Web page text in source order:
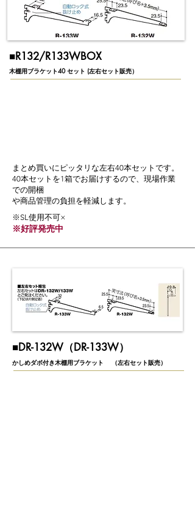
​■R132/R133WBOX
木棚用ブラケット40 セット (左右セット販売）
まとめ買いにピッタリな左右40本セットです。
40本セットを1箱でお届けするので、現場作業
での開梱
や商品管理の負担を軽減します。
※SL使用不可×
※好評発売中
​■DR-132W（DR-133W）
かしめダボ付き木棚用ブラケット （左右セット販売）